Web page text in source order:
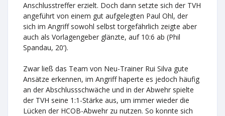
Anschlusstreffer erzielt. Doch dann setzte sich der TVH
angeführt von einem gut aufgelegten Paul Ohl, der
sich im Angriff sowohl selbst torgefährlich zeigte aber
auch als Vorlagengeber glänzte, auf 10:6 ab (Phil
Spandau, 20‘).
Zwar ließ das Team von Neu-Trainer Rui Silva gute
Ansätze erkennen, im Angriff haperte es jedoch häufig
an der Abschlussschwäche und in der Abwehr spielte
der TVH seine 1:1-Stärke aus, um immer wieder die
Lücken der HCOB-Abwehr zu nutzen. So konnte sich